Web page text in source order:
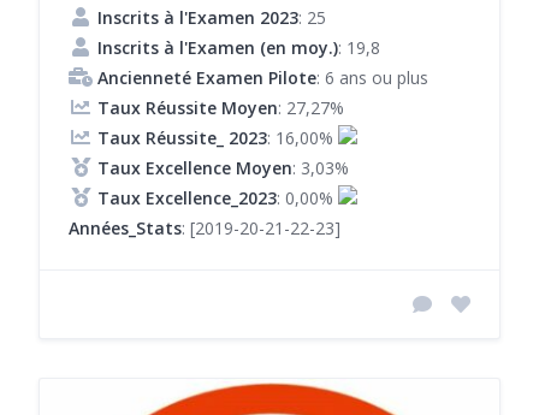
Inscrits à l'Examen 2023: 25
Inscrits à l'Examen (en moy.): 19,8
Ancienneté Examen Pilote: 6 ans ou plus
Taux Réussite Moyen: 27,27%
Taux Réussite_ 2023: 16,00%
Taux Excellence Moyen: 3,03%
Taux Excellence_2023: 0,00%
Années_Stats: [2019-20-21-22-23]